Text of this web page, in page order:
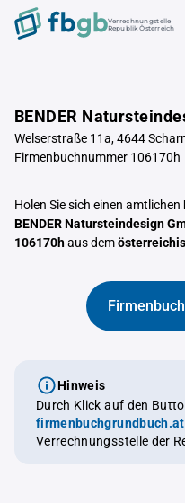
Verrechnungstelle
Republik Österreich
BENDER
Welserstraße 11a, 4644
Firmenbuchnummer 106170h
Holen Sie sich einen amtlichen
BENDER Natursteindesign
106170haus dem
Hinweis
Durch Klick auf den
firmenbuchgrundbuch.at
Verrechnungsstelle der